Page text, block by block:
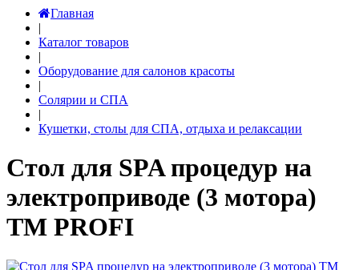
Главная
|
Каталог товаров
|
Оборудование для салонов красоты
|
Солярии и СПА
|
Кушетки, столы для СПА, отдыха и релаксации
Стол для SPA процедур на
электроприводе (3 мотора)
TM PROFI